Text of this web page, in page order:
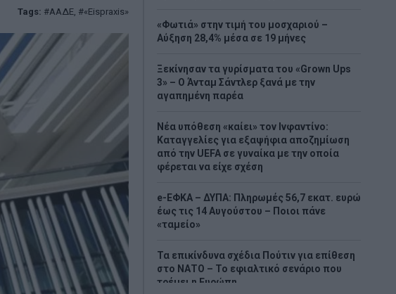
Tags: ΑΑΔΕ, «Eispraxis»
«Φωτιά» στην τιμή του μοσχαριού –
Αύξηση 28,4% μέσα σε 19 μήνες
Ξεκίνησαν τα γυρίσματα του «Grown Ups
3» – Ο Άνταμ Σάντλερ ξανά με την
αγαπημένη παρέα
Νέα υπόθεση «καίει» τον Ινφαντίνο:
Καταγγελίες για εξαψήφια αποζημίωση
από την UEFA σε γυναίκα με την οποία
φέρεται να είχε σχέση
e-ΕΦΚΑ – ΔΥΠΑ: Πληρωμές 56,7 εκατ. ευρώ
έως τις 14 Αυγούστου – Ποιοι πάνε
«ταμείο»
Τα επικίνδυνα σχέδια Πούτιν για επίθεση
στο ΝΑΤΟ – Το εφιαλτικό σενάριο που
τρέμει η Ευρώπη